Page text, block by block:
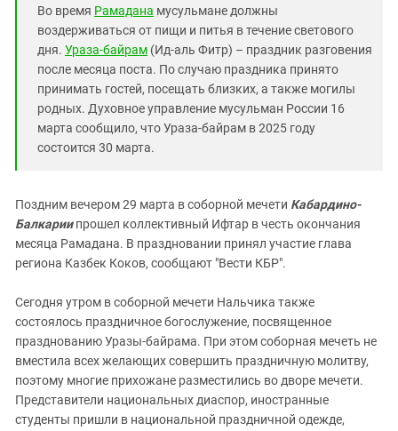
Во время Рамадана мусульмане должны
воздерживаться от пищи и питья в течение светового
дня. Ураза-байрам (Ид-аль Фитр) – праздник разговения
после месяца поста. По случаю праздника принято
принимать гостей, посещать близких, а также могилы
родных. Духовное управление мусульман России 16
марта сообщило, что Ураза-байрам в 2025 году
состоится 30 марта.
Поздним вечером 29 марта в соборной мечети Кабардино-
Балкариипрошел коллективный Ифтар в честь окончания
месяца Рамадана. В праздновании принял участие глава
региона Казбек Коков, сообщают "Вести КБР".
Сегодня утром в соборной мечети Нальчика также
состоялось праздничное богослужение, посвященное
празднованию Уразы-байрама. При этом соборная мечеть не
вместила всех желающих совершить праздничную молитву,
поэтому многие прихожане разместились во дворе мечети.
Представители национальных диаспор, иностранные
студенты пришли в национальной праздничной одежде,